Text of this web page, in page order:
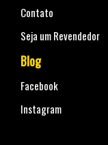
Contato
Seja um Revendedor
Blog
Facebook
Instagram